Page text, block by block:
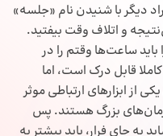
دیگر با شنیدن نام «جلسه»
و اتلاف وقت بیفتید.
باید ساعت‌ها وقتم را در
قابل درک است، اما
ابزارهای ارتباطی موثر
بزرگ هستند. پس
به جای فرار، باید بیشتر به